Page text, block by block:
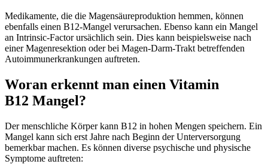
Medikamente, die die Magensäureproduktion hemmen, können
ebenfalls einen B12-Mangel verursachen. Ebenso kann ein Mangel
an Intrinsic-Factor ursächlich sein. Dies kann beispielsweise nach
einer Magenresektion oder bei Magen-Darm-Trakt betreffenden
Autoimmunerkrankungen auftreten.
Woran erkennt man einen Vitamin
B12 Mangel?
Der menschliche Körper kann B12 in hohen Mengen speichern. Ein
Mangel kann sich erst Jahre nach Beginn der Unterversorgung
bemerkbar machen. Es können diverse psychische und physische
Symptome auftreten: